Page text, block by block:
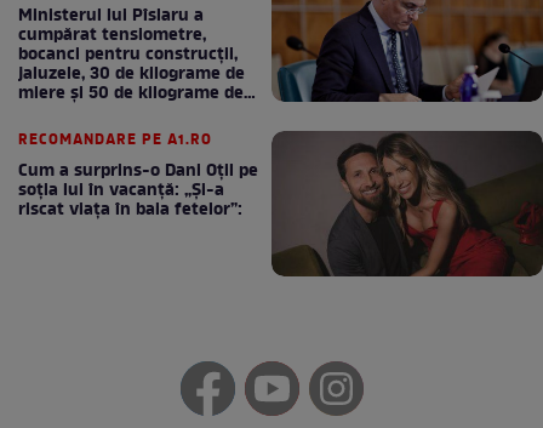
Ministerul lui Pîslaru a
cumpărat tensiometre,
bocanci pentru construcții,
jaluzele, 30 de kilograme de
miere și 50 de kilograme de
RECOMANDARE PE A1.RO
Cum a surprins-o Dani Oțil pe
soția lui în vacanță: „Și-a
riscat viața în baia fetelor”: